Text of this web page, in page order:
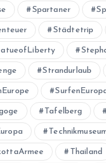
Spartaner
Städtetrip
Strandurlaub
Tafelberg
Thailand